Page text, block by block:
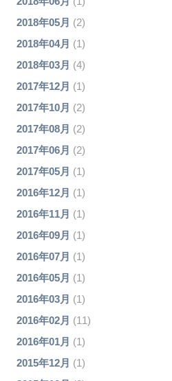
2018年05月 (2)
2018年04月 (1)
2018年03月 (4)
2017年12月 (1)
2017年10月 (2)
2017年08月 (2)
2017年06月 (2)
2017年05月 (1)
2016年12月 (1)
2016年11月 (1)
2016年09月 (1)
2016年07月 (1)
2016年05月 (1)
2016年03月 (1)
2016年02月 (11)
2016年01月 (1)
2015年12月 (1)